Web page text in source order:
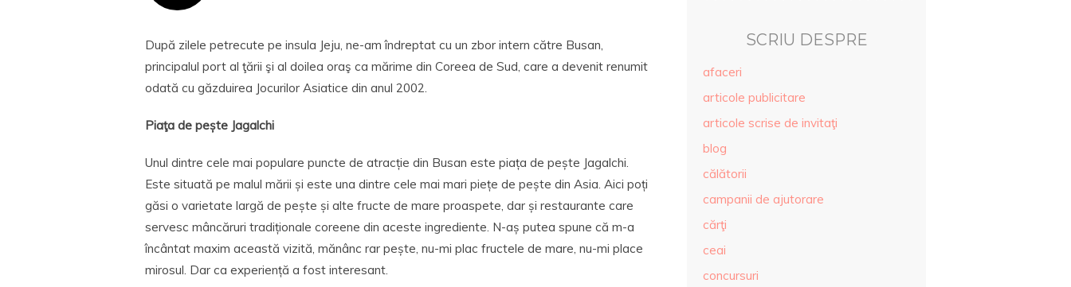
După zilele petrecute pe insula Jeju, ne-am îndreptat cu un zbor intern către Busan,
principalul port al ţării şi al doilea oraş ca mărime din Coreea de Sud, care a devenit renumit
odată cu găzduirea Jocurilor Asiatice din anul 2002.
Piaţa de pește Jagalchi
Unul dintre cele mai populare puncte de atracție din Busan este piața de pește Jagalchi.
Este situată pe malul mării și este una dintre cele mai mari piețe de pește din Asia. Aici poți
găsi o varietate largă de pește și alte fructe de mare proaspete, dar și restaurante care
servesc mâncăruri tradiționale coreene din aceste ingrediente. N-aș putea spune că m-a
încântat maxim această vizită, mănânc rar pește, nu-mi plac fructele de mare, nu-mi place
mirosul. Dar ca experiență a fost interesant.
SCRIU DESPRE
afaceri
articole publicitare
articole scrise de invitaţi
blog
călătorii
campanii de ajutorare
cărţi
ceai
concursuri